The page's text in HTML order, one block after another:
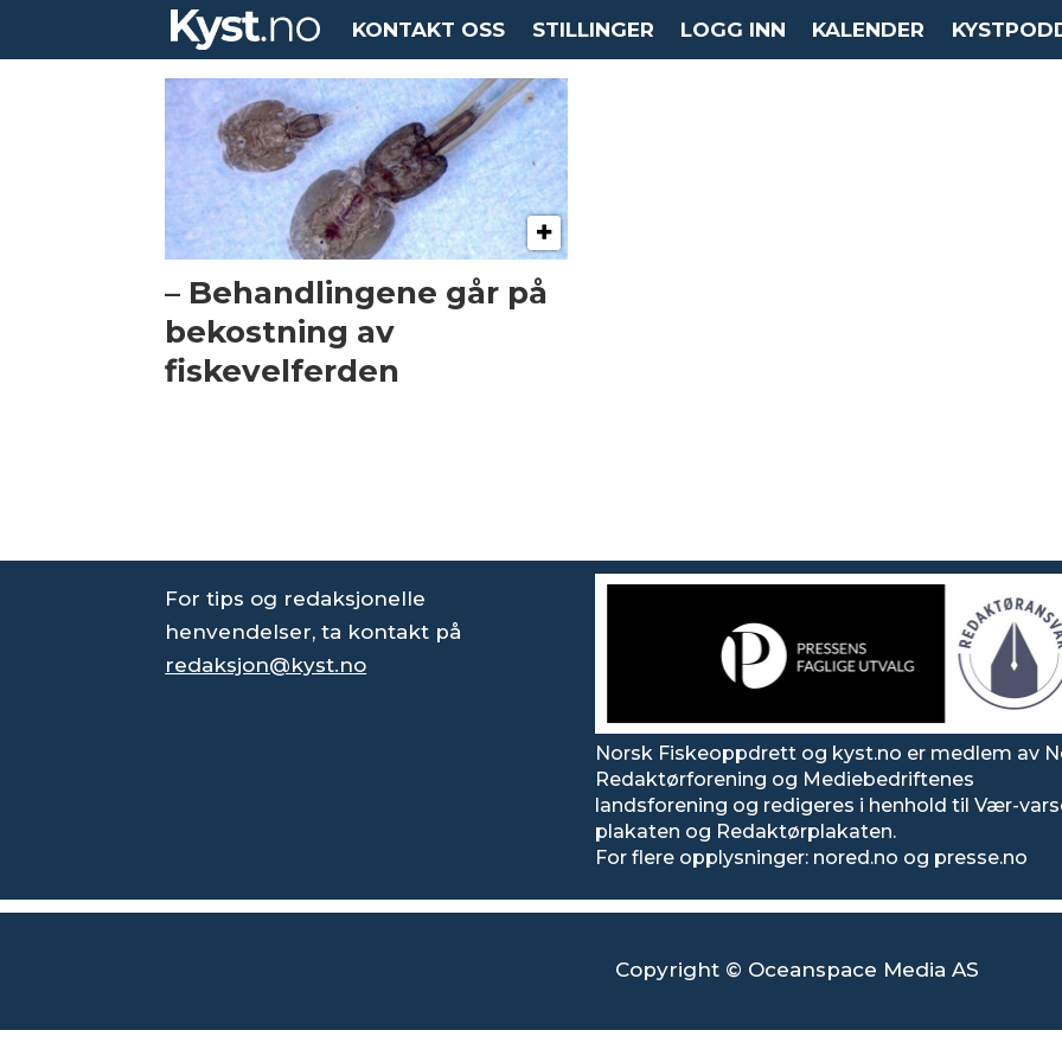
KONTAKT OSS STILLINGER LOGG INN KALENDER
ranghild
malkenes
– Behandlingene går på
bekostning av
fiskevelferden
For tips og redaksjonelle
henvendelser, ta kontakt på
redaksjon@kyst.no
Norsk Fiskeoppdrett og kyst.no er medlem av
Redaktørforening og Mediebedriftenes
landsforening og redigeres i henhold til Vær-
plakaten og Redaktørplakaten.
For flere opplysninger: nored.no og presse.no
Copyright © Oceanspace Media AS